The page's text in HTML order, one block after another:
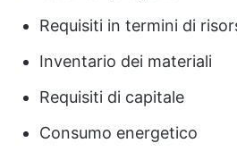
Requisiti in termini di
Inventario dei materiali
Requisiti di capitale
Consumo energetico